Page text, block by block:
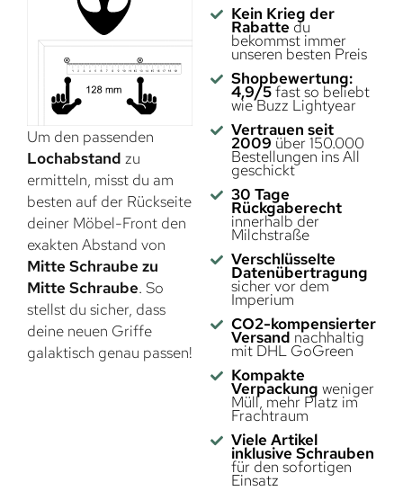
Um den passenden
Lochabstand zu
ermitteln, misst du am
besten auf der Rückseite
deiner Möbel-Front den
exakten Abstand von
Mitte Schraube zu
Mitte Schraube. So
stellst du sicher, dass
deine neuen Griffe
galaktisch genau passen!
Kein Krieg der
Rabatte du
bekommst immer
unseren besten Preis
Shopbewertung:
4,9/5fast so beliebt
wie Buzz Lightyear
Vertrauen seit
2009 über 150.000
Bestellungen ins All
geschickt
30 Tage
Rückgaberecht
innerhalb der
Milchstraße
Verschlüsselte
Datenübertragung
sicher vor dem
Imperium
CO2-kompensierter
Versand nachhaltig
mit DHL GoGreen
Kompakte
Verpackung weniger
Müll, mehr Platz im
Frachtraum
Viele Artikel
inklusive Schrauben
für den sofortigen
Einsatz